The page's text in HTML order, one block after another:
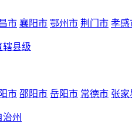
市 襄阳市 鄂州市 荆门市 孝感
辖县级
市 邵阳市 岳阳市 常德市 张家
州